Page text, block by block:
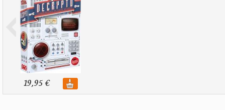
19,95 €